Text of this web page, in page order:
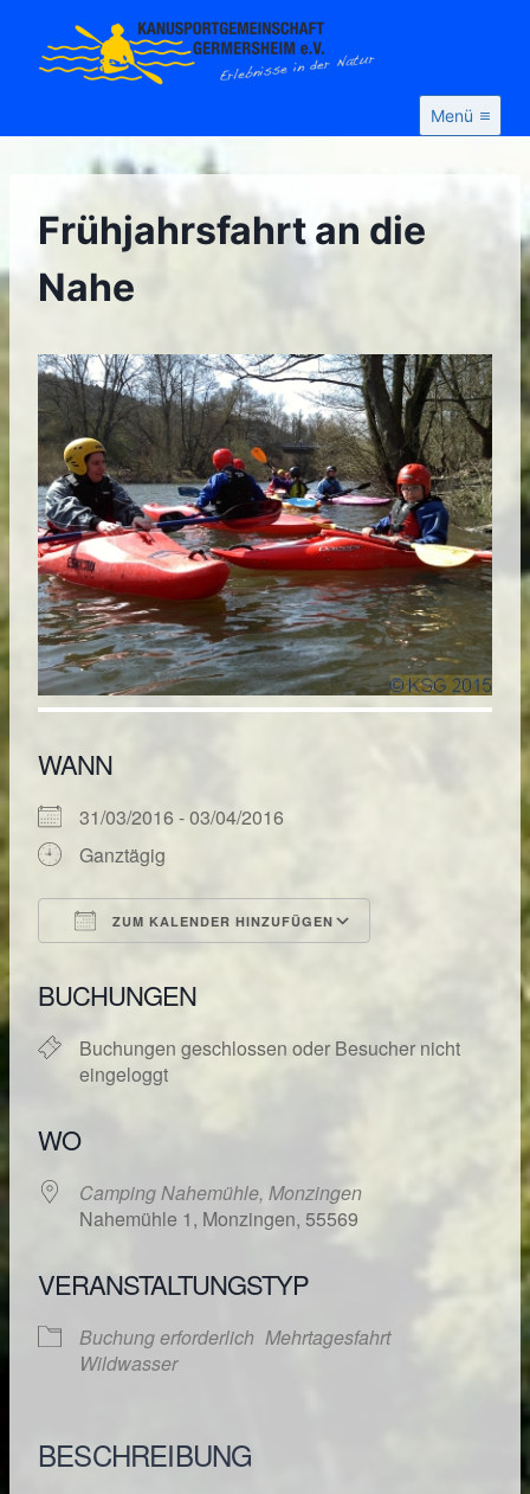
Inhalt
springen
Menü
Frühjahrsfahrt an die
Nahe
WANN
31/03/2016 - 03/04/2016
Ganztägig
ZUM KALENDER HINZUFÜGEN
BUCHUNGEN
Buchungen geschlossen oder Besucher nicht
eingeloggt
WO
Camping Nahemühle, Monzingen
Nahemühle 1, Monzingen, 55569
VERANSTALTUNGSTYP
Buchung erforderlich Mehrtagesfahrt
Wildwasser
BESCHREIBUNG